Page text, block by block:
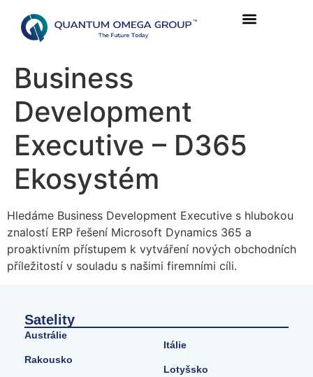
Business
Development
Executive – D365
Ekosystém
Hledáme Business Development Executive s hlubokou
znalostí ERP řešení Microsoft Dynamics 365 a
proaktivním přístupem k vytváření nových obchodních
příležitostí v souladu s našimi firemními cíli.
Satelity
Austrálie
Rakousko
Itálie
Lotyšsko